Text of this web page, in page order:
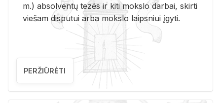
m.) absolventų tezės ir kiti mokslo darbai, skirti
viešam disputui arba mokslo laipsniui įgyti.
PERŽIŪRĖTI